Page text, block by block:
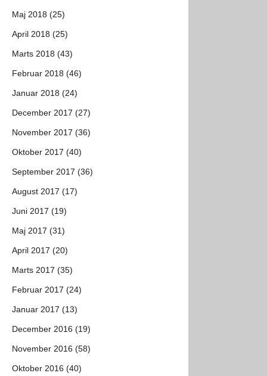
Maj 2018 (25)
April 2018 (25)
Marts 2018 (43)
Februar 2018 (46)
Januar 2018 (24)
December 2017 (27)
November 2017 (36)
Oktober 2017 (40)
September 2017 (36)
August 2017 (17)
Juni 2017 (19)
Maj 2017 (31)
April 2017 (20)
Marts 2017 (35)
Februar 2017 (24)
Januar 2017 (13)
December 2016 (19)
November 2016 (58)
Oktober 2016 (40)